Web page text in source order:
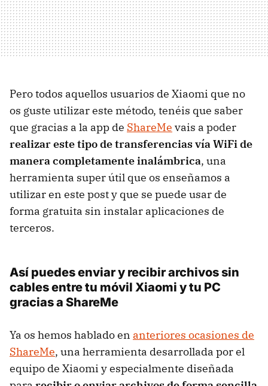
Pero todos aquellos usuarios de Xiaomi que no
os guste utilizar este método, tenéis que saber
que gracias a la app de ShareMe vais a poder
realizar este tipo de transferencias vía WiFi de
manera completamente inalámbrica, una
herramienta super útil que os enseñamos a
utilizar en este post y que se puede usar de
forma gratuita sin instalar aplicaciones de
terceros.
Así puedes enviar y recibir archivos sin
cables entre tu móvil Xiaomi y tu PC
gracias a ShareMe
Ya os hemos hablado en anteriores ocasiones de
ShareMe, una herramienta desarrollada por el
equipo de Xiaomi y especialmente diseñada